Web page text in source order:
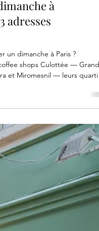
à
adresses
un dimanche à Paris ?
et Miromesnil — leurs
dimanche.